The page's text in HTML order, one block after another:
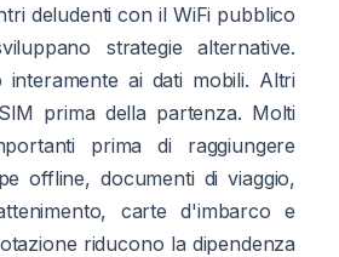
deludenti con il WiFi pubblico
strategie alternative.
interamente ai dati mobili. Altri
prima della partenza. Molti
prima di raggiungere
offline, documenti di viaggio,
carte d'imbarco e
riducono la dipendenza